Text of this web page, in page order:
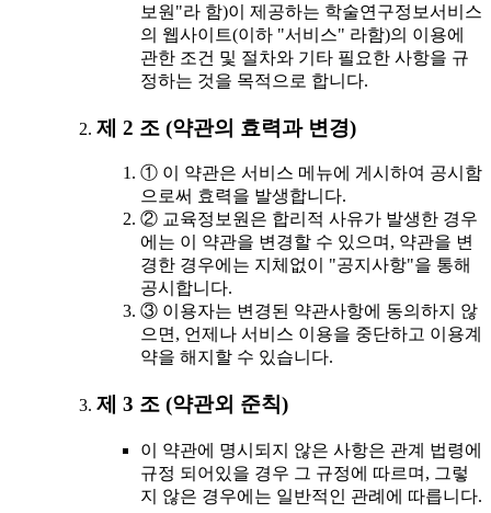
보원"라 함)이 제공하는 학술연구정보서비스
의 웹사이트(이하 "서비스" 라함)의 이용에
관한 조건 및 절차와 기타 필요한 사항을 규
정하는 것을 목적으로 합니다.
제 2 조 (약관의 효력과 변경)
① 이 약관은 서비스 메뉴에 게시하여 공시함
으로써 효력을 발생합니다.
② 교육정보원은 합리적 사유가 발생한 경우
에는 이 약관을 변경할 수 있으며, 약관을 변
경한 경우에는 지체없이 "공지사항"을 통해
공시합니다.
③ 이용자는 변경된 약관사항에 동의하지 않
으면, 언제나 서비스 이용을 중단하고 이용계
약을 해지할 수 있습니다.
제 3 조 (약관외 준칙)
이 약관에 명시되지 않은 사항은 관계 법령에
규정 되어있을 경우 그 규정에 따르며, 그렇
지 않은 경우에는 일반적인 관례에 따릅니다.